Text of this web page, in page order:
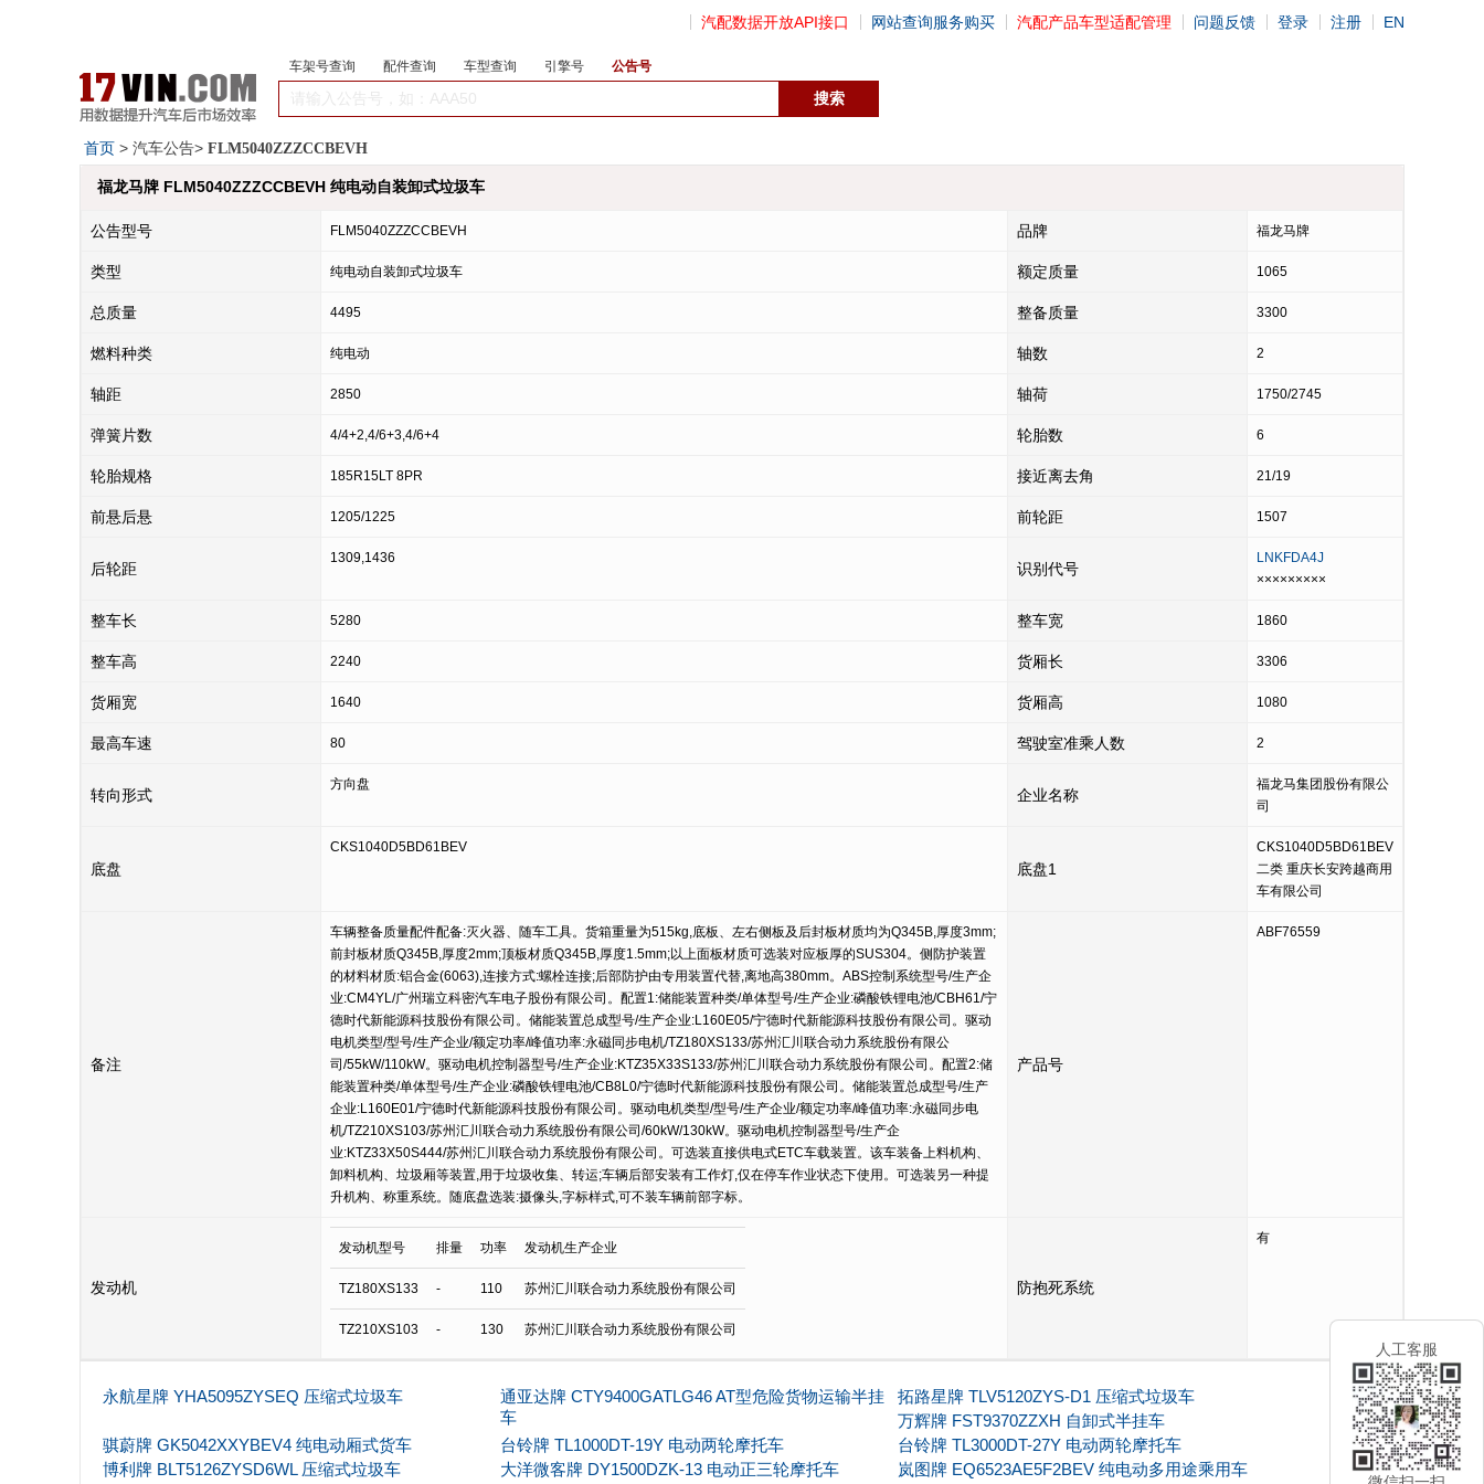
汽配数据开放API接口 网站查询服务购买 汽配产品车型适配管理 问题反馈 登录 注册 EN
车架号查询 配件查询 车型查询 引擎号 公告号
首页 > 汽车公告> FLM5040ZZZCCBEVH
福龙马牌 FLM5040ZZZCCBEVH 纯电动自装卸式垃圾车
公告型号 FLM5040ZZZCCBEVH 品牌 福龙马牌
类型 纯电动自装卸式垃圾车 额定质量 1065
总质量 4495 整备质量 3300
燃料种类 纯电动 轴数 2
轴距 2850 轴荷 1750/2745
弹簧片数 4/4+2,4/6+3,4/6+4 轮胎数 6
轮胎规格 185R15LT 8PR 接近离去角 21/19
前悬后悬 1205/1225 前轮距 1507
后轮距
1309,1436
识别代号
LNKFDA4J
×××××××××
整车长 5280 整车宽 1860
整车高 2240 货厢长 3306
货厢宽 1640 货厢高 1080
最高车速 80 驾驶室准乘人数 2
转向形式
方向盘
企业名称
福龙马集团股份有限公
司
底盘
CKS1040D5BD61BEV
底盘1
CKS1040D5BD61BEV
二类 重庆长安跨越商用
车有限公司
备注
车辆整备质量配件配备:灭火器、随车工具。货箱重量为515kg,底板、左右侧板及后封板材质均为Q345B,厚度3mm;
前封板材质Q345B,厚度2mm;顶板材质Q345B,厚度1.5mm;以上面板材质可选装对应板厚的SUS304。侧防护装置
的材料材质:铝合金(6063),连接方式:螺栓连接;后部防护由专用装置代替,离地高380mm。ABS控制系统型号/生产企
业:CM4YL/广州瑞立科密汽车电子股份有限公司。配置1:储能装置种类/单体型号/生产企业:磷酸铁锂电池/CBH61/宁
德时代新能源科技股份有限公司。储能装置总成型号/生产企业:L160E05/宁德时代新能源科技股份有限公司。驱动
电机类型/型号/生产企业/额定功率/峰值功率:永磁同步电机/TZ180XS133/苏州汇川联合动力系统股份有限公
司/55kW/110kW。驱动电机控制器型号/生产企业:KTZ35X33S133/苏州汇川联合动力系统股份有限公司。配置2:储
能装置种类/单体型号/生产企业:磷酸铁锂电池/CB8L0/宁德时代新能源科技股份有限公司。储能装置总成型号/生产
企业:L160E01/宁德时代新能源科技股份有限公司。驱动电机类型/型号/生产企业/额定功率/峰值功率:永磁同步电
机/TZ210XS103/苏州汇川联合动力系统股份有限公司/60kW/130kW。驱动电机控制器型号/生产企
业:KTZ33X50S444/苏州汇川联合动力系统股份有限公司。可选装直接供电式ETC车载装置。该车装备上料机构、
卸料机构、垃圾厢等装置,用于垃圾收集、转运;车辆后部安装有工作灯,仅在停车作业状态下使用。可选装另一种提
升机构、称重系统。随底盘选装:摄像头,字标样式,可不装车辆前部字标。
产品号
ABF76559
发动机
发动机型号 排量 功率 发动机生产企业
TZ180XS133 - 110 苏州汇川联合动力系统股份有限公司
TZ210XS103 - 130 苏州汇川联合动力系统股份有限公司
防抱死系统
有
永航星牌 YHA5095ZYSEQ 压缩式垃圾车
通亚达牌 CTY9400GATLG46 AT型危险货物运输半挂
车
拓路星牌 TLV5120ZYS-D1 压缩式垃圾车
万辉牌 FST9370ZZXH 自卸式半挂车
骐蔚牌 GK5042XXYBEV4 纯电动厢式货车
台铃牌 TL1000DT-19Y 电动两轮摩托车
台铃牌 TL3000DT-27Y 电动两轮摩托车
博利牌 BLT5126ZYSD6WL 压缩式垃圾车
大洋微客牌 DY1500DZK-13 电动正三轮摩托车 岚图牌 EQ6523AE5F2BEV 纯电动多用途乘用车
人工客服